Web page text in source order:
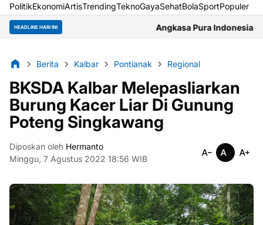
PolitikEkonomiArtisTrendingTeknoGayaSehatBolaSportPopuler
HEADLINE HARI INI Angkasa Pura Indonesia Bandara Supadio Gelar
Berita Kalbar Pontianak Regional
BKSDA Kalbar Melepasliarkan
Burung Kacer Liar Di Gunung
Poteng Singkawang
Diposkan oleh Hermanto
Minggu, 7 Agustus 2022 18:56 WIB